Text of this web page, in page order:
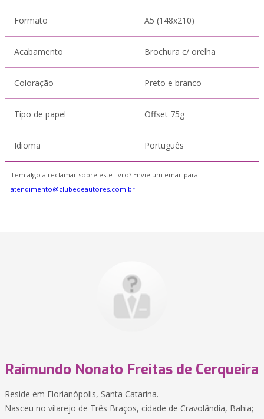
Formato A5 (148x210)
Acabamento Brochura c/ orelha
Coloração Preto e branco
Tipo de papel Offset 75g
Idioma Português
Tem algo a reclamar sobre este livro? Envie um email para
atendimento@clubedeautores.com.br
Raimundo Nonato Freitas de Cerqueira
Reside em Florianópolis, Santa Catarina.
Nasceu no vilarejo de Três Braços, cidade de Cravolândia, Bahia;